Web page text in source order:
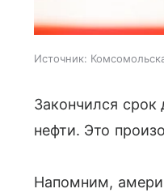
Источник:
Закончился срок
нефти. Это
Напомним,